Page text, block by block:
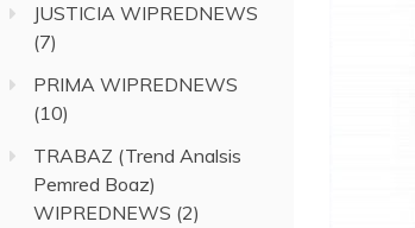
JUSTICIA WIPREDNEWS
(7)
PRIMA WIPREDNEWS
(10)
TRABAZ (Trend Analsis
Pemred Boaz)
WIPREDNEWS (2)